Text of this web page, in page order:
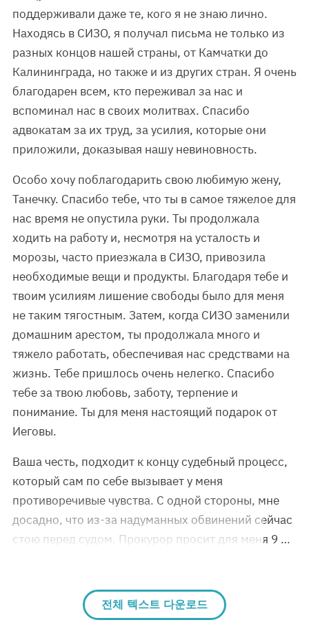
поддерживали даже те, кого я не знаю лично.
Находясь в СИЗО, я получал письма не только из
разных концов нашей страны, от Камчатки до
Калининграда, но также и из других стран. Я очень
благодарен всем, кто переживал за нас и
вспоминал нас в своих молитвах. Спасибо
адвокатам за их труд, за усилия, которые они
приложили, доказывая нашу невиновность.
Особо хочу поблагодарить свою любимую жену,
Танечку. Спасибо тебе, что ты в самое тяжелое для
нас время не опустила руки. Ты продолжала
ходить на работу и, несмотря на усталость и
морозы, часто приезжала в СИЗО, привозила
необходимые вещи и продукты. Благодаря тебе и
твоим усилиям лишение свободы было для меня
не таким тягостным. Затем, когда СИЗО заменили
домашним арестом, ты продолжала много и
тяжело работать, обеспечивая нас средствами на
жизнь. Тебе пришлось очень нелегко. Спасибо
тебе за твою любовь, заботу, терпение и
понимание. Ты для меня настоящий подарок от
Иеговы.
Ваша честь, подходит к концу судебный процесс,
который сам по себе вызывает у меня
противоречивые чувства. С одной стороны, мне
досадно, что из-за надуманных обвинений сейчас
стою перед судом. Прокурор просит для меня 9 …
전체 텍스트 다운로드